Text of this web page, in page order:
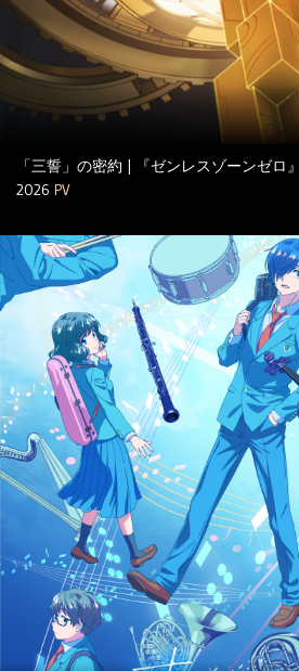
「三誓」の密約 | 『ゼンレスゾーンゼロ
2026 PV